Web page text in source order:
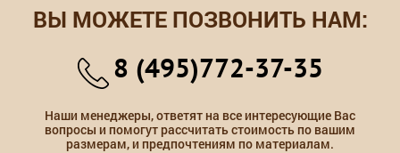
ВЫ МОЖЕТЕ ПОЗВОНИТЬ НАМ:
8 (495)772-37-35
Наши менеджеры, ответят на все интересующие Вас
вопросы и помогут рассчитать стоимость по вашим
размерам, и предпочтениям по материалам.